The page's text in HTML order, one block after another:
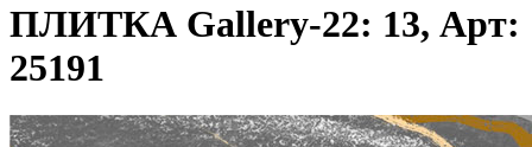
ПЛИТКА Gallery-22: 13, Арт:
25191